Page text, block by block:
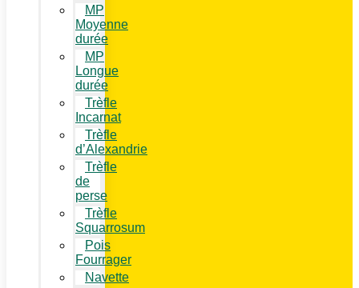
MP
Moyenne
durée
MP
Longue
durée
Trèfle
Incarnat
Trèfle
d’Alexandrie
Trèfle
de
perse
Trèfle
Squarrosum
Pois
Fourrager
Navette